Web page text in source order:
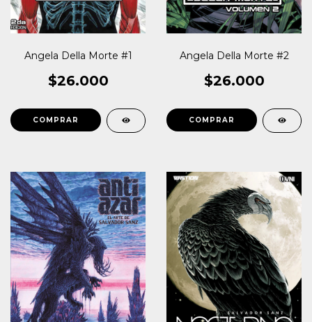
Angela Della Morte #1
$26.000
Angela Della Morte #2
$26.000